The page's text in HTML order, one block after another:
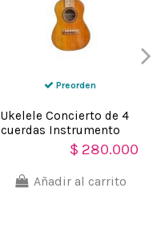
Preorden
Ukelele Concierto de 4
cuerdas Instrumento
$ 280.000
Añadir al carrito